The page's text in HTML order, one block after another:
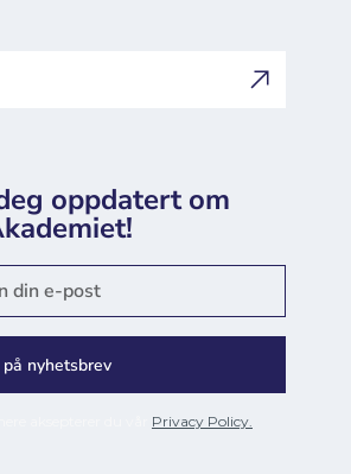
oppdatert om
Privacy Policy.